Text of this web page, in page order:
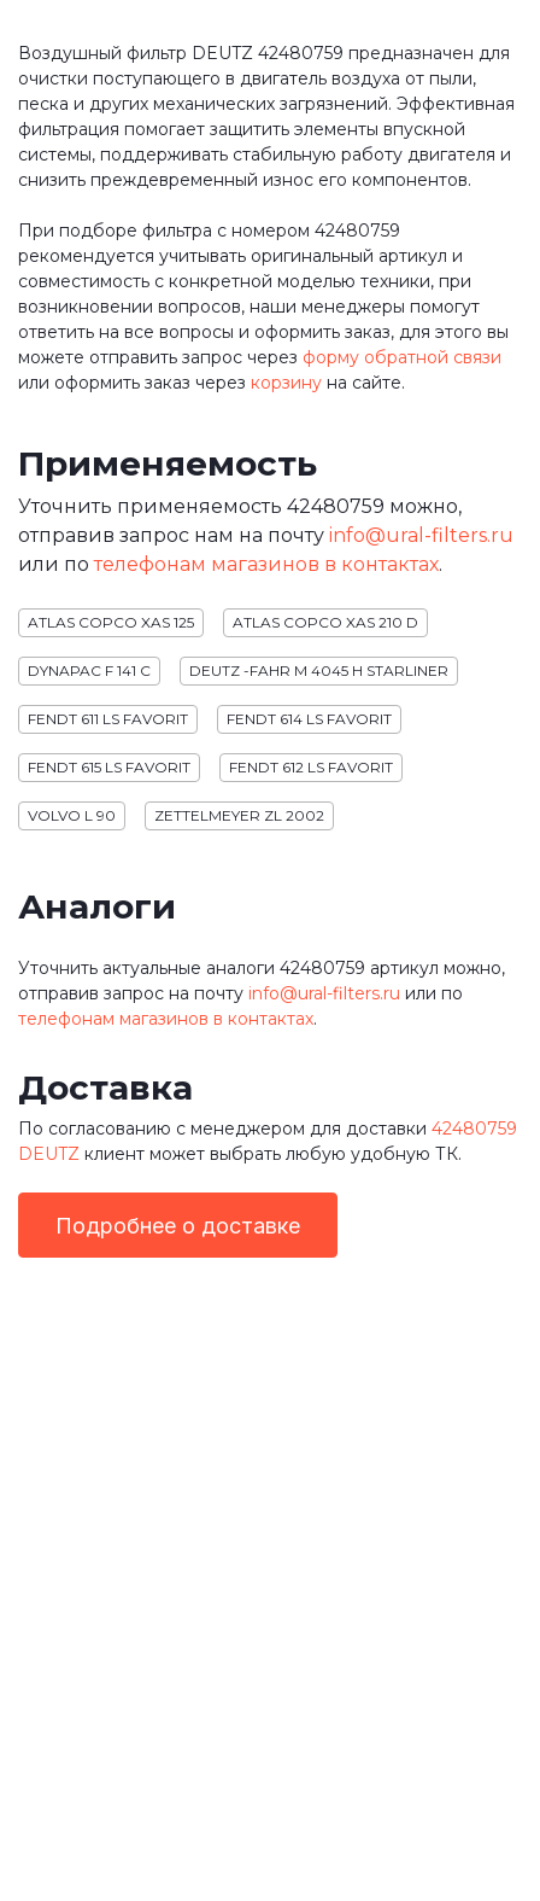
Воздушный фильтр DEUTZ 42480759 предназначен для
очистки поступающего в двигатель воздуха от пыли,
песка и других механических загрязнений. Эффективная
фильтрация помогает защитить элементы впускной
системы, поддерживать стабильную работу двигателя и
снизить преждевременный износ его компонентов.
При подборе фильтра с номером 42480759
рекомендуется учитывать оригинальный артикул и
совместимость с конкретной моделью техники, при
возникновении вопросов, наши менеджеры помогут
ответить на все вопросы и оформить заказ, для этого вы
можете отправить запрос через форму обратной связи
или оформить заказ через корзину на сайте.
Применяемость
Уточнить применяемость 42480759 можно,
отправив запрос нам на почту info@ural-filters.ru
или потелефонам магазинов в контактах.
ATLAS COPCO XAS 125 ATLAS COPCO XAS 210 D
DYNAPAC F 141 C DEUTZ -FAHR M 4045 H STARLINER
FENDT 611 LS FAVORIT FENDT 614 LS FAVORIT
FENDT 615 LS FAVORIT FENDT 612 LS FAVORIT
VOLVO L 90 ZETTELMEYER ZL 2002
Аналоги
Уточнить актуальные аналоги 42480759 артикул можно,
отправив запрос на почту info@ural-filters.ru или по
телефонам магазинов в контактах.
Доставка
По согласованию с менеджером для доставки 42480759
DEUTZ клиент может выбрать любую удобную ТК.
Подробнее о доставке